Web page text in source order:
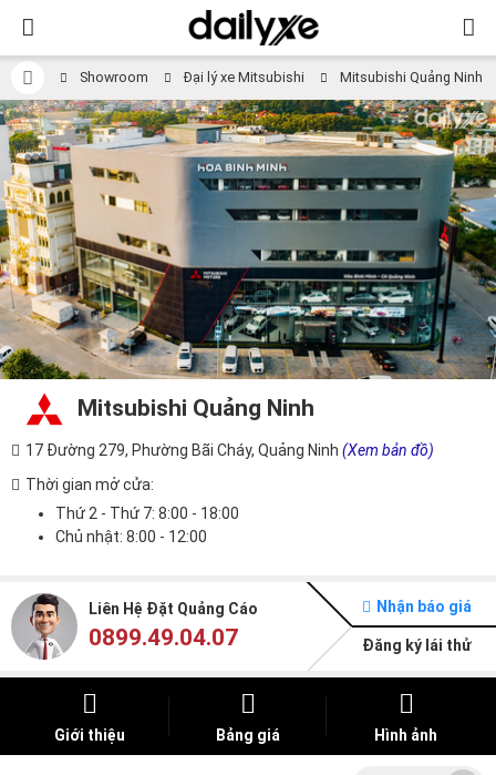
Showroom Đại lý xe Mitsubishi Mitsubishi Quảng Ninh
Mitsubishi Quảng Ninh
17 Đường 279, Phường Bãi Cháy, Quảng Ninh (Xem bản đồ)
Thời gian mở cửa:
Thứ 2 - Thứ 7: 8:00 - 18:00
Chủ nhật: 8:00 - 12:00
Liên Hệ Đặt Quảng Cáo
0899.49.04.07
Nhận báo giá
Đăng ký lái thử
Giới thiệu Bảng giá Hình ảnh